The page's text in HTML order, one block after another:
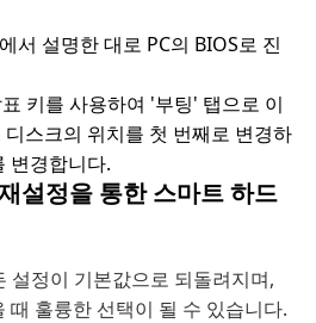
서 설명한 대로 PC의 BIOS로 진
키를 사용하여 '부팅' 탭으로 이
스크의 위치를 첫 번째로 변경하
변경합니다.
설정을 통한 스마트 하드
설정이 기본값으로 되돌려지며,
때 훌륭한 선택이 될 수 있습니다.